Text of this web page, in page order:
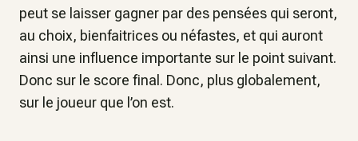
peut se laisser gagner par des pensées qui seront,
au choix, bienfaitrices ou néfastes, et qui auront
ainsi une influence importante sur le point suivant.
Donc sur le score final. Donc, plus globalement,
sur le joueur que l’on est.